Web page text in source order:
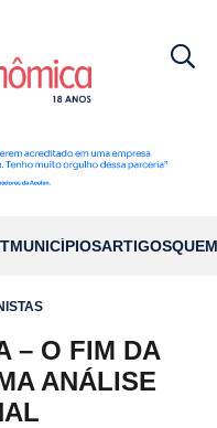
MUNICÍPIOSARTIGOS
– O FIM DA
ANÁLISE